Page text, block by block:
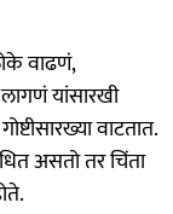
वाढणं,
यांसारखी
वाटतात.
असतो तर चिंता